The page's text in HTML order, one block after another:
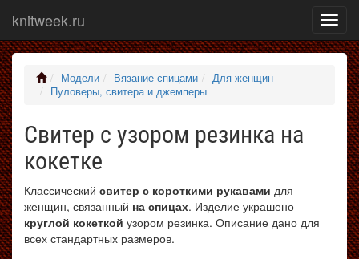
меню
knitweek.ru
Модели Вязание спицами
Для женщин
Пуловеры, свитера и джемперы
Свитер с узором резинка на
кокетке
Классический свитер с короткими рукавами для
женщин, связанный на спицах. Изделие украшено
круглой кокеткой узором резинка. Описание дано для
всех стандартных размеров.